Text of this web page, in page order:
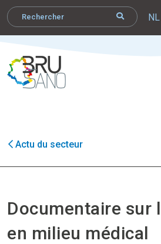
NL
Actu du secteur
Documentaire sur
en milieu médical